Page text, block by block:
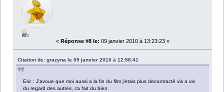
« Réponse #8 le: 09 janvier 2010 à 13:23:23 »
Citation de: grazyna le 09 janvier 2010 à 12:58:41
Eric : J'avoue que moi aussi a la fin du film j'etais plus decontracté vis a vis
du regard des autres, ca fait du bien.